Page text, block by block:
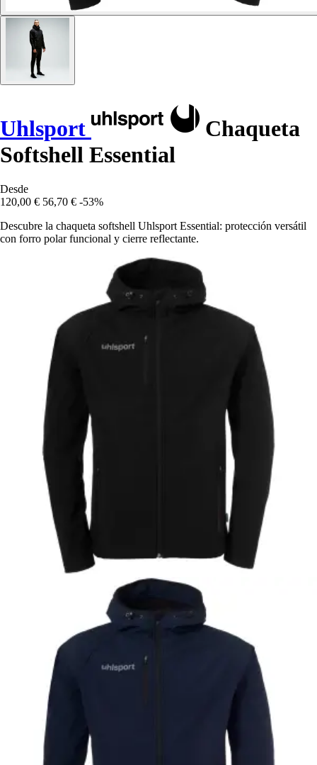
Uhlsport
Chaqueta
Softshell Essential
Desde
120,00 € 56,70 € -53%
Descubre la chaqueta softshell Uhlsport Essential: protección versátil
con forro polar funcional y cierre reflectante.